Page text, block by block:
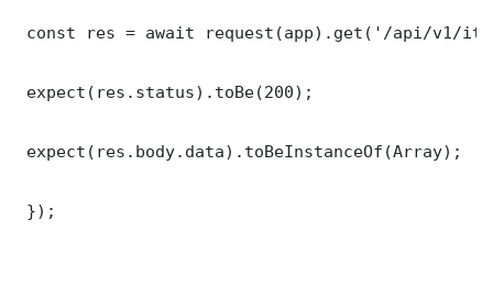
const res = await request(app).get('/api/v1/
expect(res.status).toBe(200);
expect(res.body.data).toBeInstanceOf(Array);
});